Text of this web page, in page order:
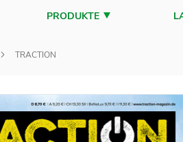
PRODUKTE
TRACTION